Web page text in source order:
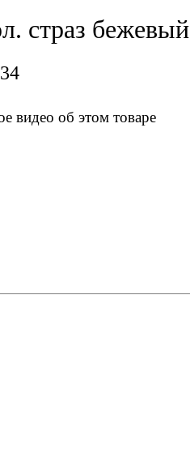
страз бежевый
видео об этом товаре